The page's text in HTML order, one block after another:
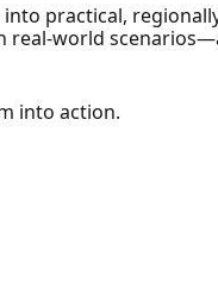
practical,
real-world
into action.